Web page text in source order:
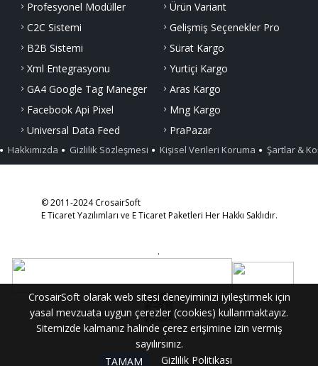
Profesyonel Modüller
C2C Sistemi
B2B Sistemi
Xml Entegrasyonu
GA4 Google Tag Maneger
Facebook Api Pixel
Universal Data Feed
Ürün Variant
Gelişmiş Seçenekler Pro
Sürat Kargo
Yurtiçi Kargo
Aras Kargo
Mng Kargo
PraPazar
Hakkımızda Gizlilik Sözleşmesi Kişisel Verileri Koruma Şartlar &
© 2011-2024 CrosairSoft
E Ticaret Yazılımları ve E Ticaret Paketleri Her Hakkı Saklıdır.
.
CrosairSoft olarak web sitesi deneyiminizi iyileştirmek için
yasal mevzuata uygun çerezler (cookies) kullanmaktayız.
Sitemizde kalmanız halinde çerez erişimine izin vermiş
sayılırsınız.
TAMAM
Gizlilik Politikası